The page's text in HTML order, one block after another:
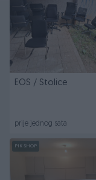
EOS / Stolice
prije jednog sata
PIK SHOP